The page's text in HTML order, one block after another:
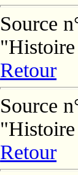
Source
Retour
Source
Retour